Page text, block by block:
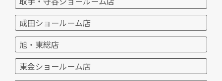
成田ショールーム店
旭・東総店
東金ショールーム店